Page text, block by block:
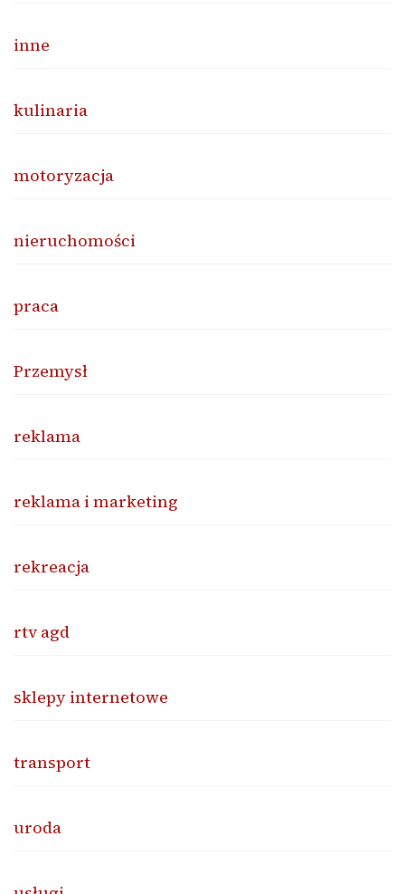
inne
kulinaria
motoryzacja
nieruchomości
praca
Przemysł
reklama
reklama i marketing
rekreacja
rtv agd
sklepy internetowe
transport
uroda